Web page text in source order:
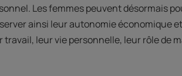
Les femmes peuvent désormais
ainsi leur autonomie économique
leur vie personnelle, leur rôle de